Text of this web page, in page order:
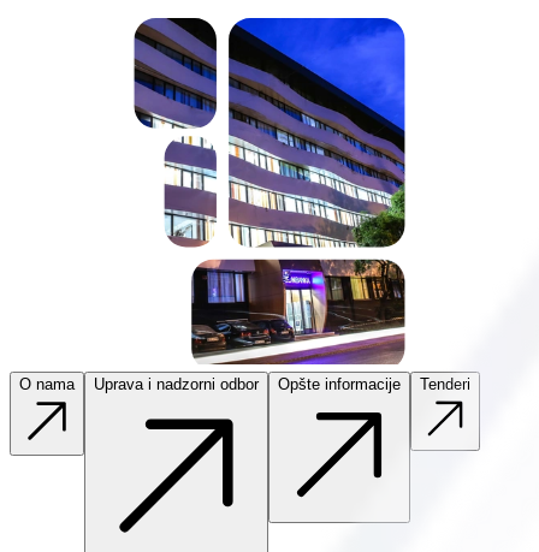
O nama Uprava i nadzorni odbor Opšte informacije Tenderi